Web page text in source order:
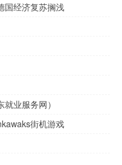
国经济复苏搁浅
业服务网）
街机游戏